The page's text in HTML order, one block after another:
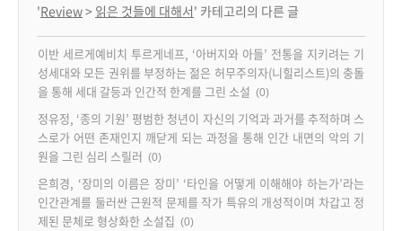
'Review> 읽은 것들에 대해서' 카테고리의 다른 글
이반 세르게예비치 투르게네프, ‘아버지와 아들’ 전통을 지키려는 기
성세대와 모든 권위를 부정하는 젊은 허무주의자(니힐리스트)의 충돌
을 통해 세대 갈등과 인간적 한계를 그린 소설 (0)
정유정, ‘종의 기원’ 평범한 청년이 자신의 기억과 과거를 추적하며 스
스로가 어떤 존재인지 깨닫게 되는 과정을 통해 인간 내면의 악의 기
원을 그린 심리 스릴러 (0)
은희경, ‘장미의 이름은 장미’ ‘타인을 어떻게 이해해야 하는가’라는
인간관계를 둘러싼 근원적 문제를 작가 특유의 개성적이며 차갑고 정
제된 문체로 형상화한 소설집 (0)